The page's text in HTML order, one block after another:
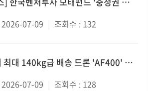
2026-07-09 조회수 : 132
[(주)나르마] 국내 최대 140kg급 배송 드론 'AF400' TTA 성능인증 획득
2026-07-09 조회수 : 128